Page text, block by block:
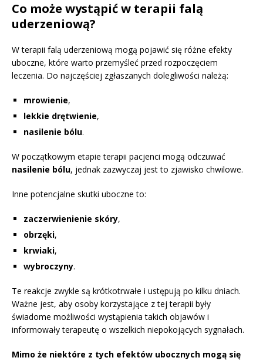
Co może wystąpić w terapii falą
uderzeniową?
W terapii falą uderzeniową mogą pojawić się różne efekty
uboczne, które warto przemyśleć przed rozpoczęciem
leczenia. Do najczęściej zgłaszanych dolegliwości należą:
mrowienie,
lekkie drętwienie,
nasilenie bólu.
W początkowym etapie terapii pacjenci mogą odczuwać
nasilenie bólu, jednak zazwyczaj jest to zjawisko chwilowe.
Inne potencjalne skutki uboczne to:
zaczerwienienie skóry,
obrzęki,
krwiaki,
wybroczyny.
Te reakcje zwykle są krótkotrwałe i ustępują po kilku dniach.
Ważne jest, aby osoby korzystające z tej terapii były
świadome możliwości wystąpienia takich objawów i
informowały terapeutę o wszelkich niepokojących sygnałach.
Mimo że niektóre z tych efektów ubocznych mogą się